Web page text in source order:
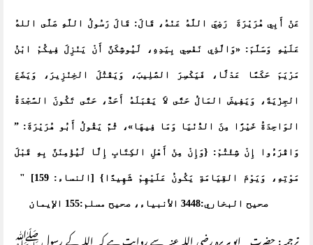
عَنْ أَبِي هُرَيْرَةَ رَضِيَ اللَّهُ عَنْهُ، قَالَ: قَالَ رَسُولُ اللَّهِ صَلَّى اللهُ
عَلَيْهِ وَسَلَّمَ: «وَالَّذِي نَفْسِي بِيَدِهِ، لَيُوشِكَنَّ أَنْ يَنْزِلَ فِيكُمْ ابْنُ
مَرْيَمَ حَكَمًا عَدْلًا، فَيَكْسِر َ الصَّلِيبَ، وَيَقْتُلَ الخِنْزِيرَ، وَيَضَعَ
الجِزْيَةَ، وَيَفِيضَ المَالُ حَتَّى لاَ يَقْبَلَهُ أَحَدٌ، حَتَّى تَكُونَ السَّجْدَةُ
الوَاحِدَةُ خَيْرًا مِنَ الدُّنْيَا وَمَا فِيهَا»، ثُمَّ يَقُولُ أَبُو هُرَيْرَةَ: ”
وَاقْرَءُوا إِنْ شِئْتُمْ: {وَإِنْ مِنْ أَهْلِ الكِتَابِ إِلَّا لَيُؤْمِنَنَّ بِهِ قَبْلَ
مَوْتِهِ، وَيَوْمَ القِيَامَةِ يَكُونُ عَلَيْهِمْ شَهِيدًا} [النساء: 159] "
صحيح البخاري:3448 الأنبياء، صحيح مسلم:155 الإيمان